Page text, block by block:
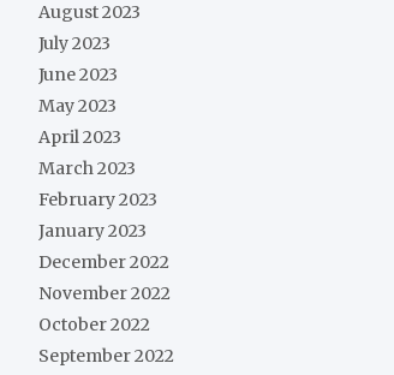
August 2023
July 2023
June 2023
May 2023
April 2023
March 2023
February 2023
January 2023
December 2022
November 2022
October 2022
September 2022